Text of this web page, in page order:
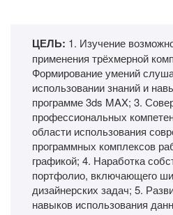
ЦЕЛЬ: 1. Изучение
применения трёхмерной
Формирование умений
использовании знаний и
программе 3ds MAX; 3.
профессиональных
области использования
программных комплексов
графикой; 4. Наработка
портфолио, включающего
дизайнерских задач; 5.
навыков использования